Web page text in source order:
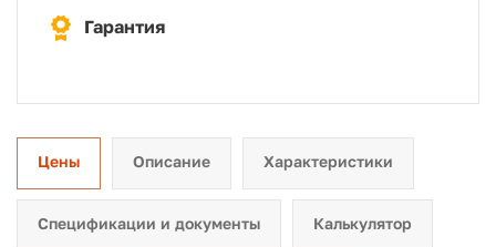
Гарантия
Цены Описание Характеристики
Спецификации и документы Калькулятор